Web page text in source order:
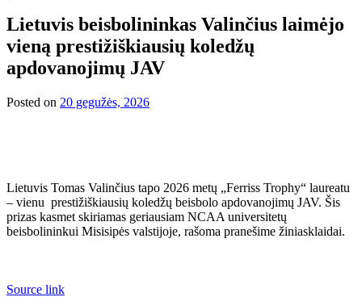
Lietuvis beisbolininkas Valinčius laimėjo
vieną prestižiškiausių koledžų
apdovanojimų JAV
Posted on 20 gegužės, 2026
Lietuvis Tomas Valinčius tapo 2026 metų „Ferriss Trophy“ laureatu
– vienu prestižiškiausių koledžų beisbolo apdovanojimų JAV. Šis
prizas kasmet skiriamas geriausiam NCAA universitetų
beisbolininkui Misisipės valstijoje, rašoma pranešime žiniasklaidai.
Source link